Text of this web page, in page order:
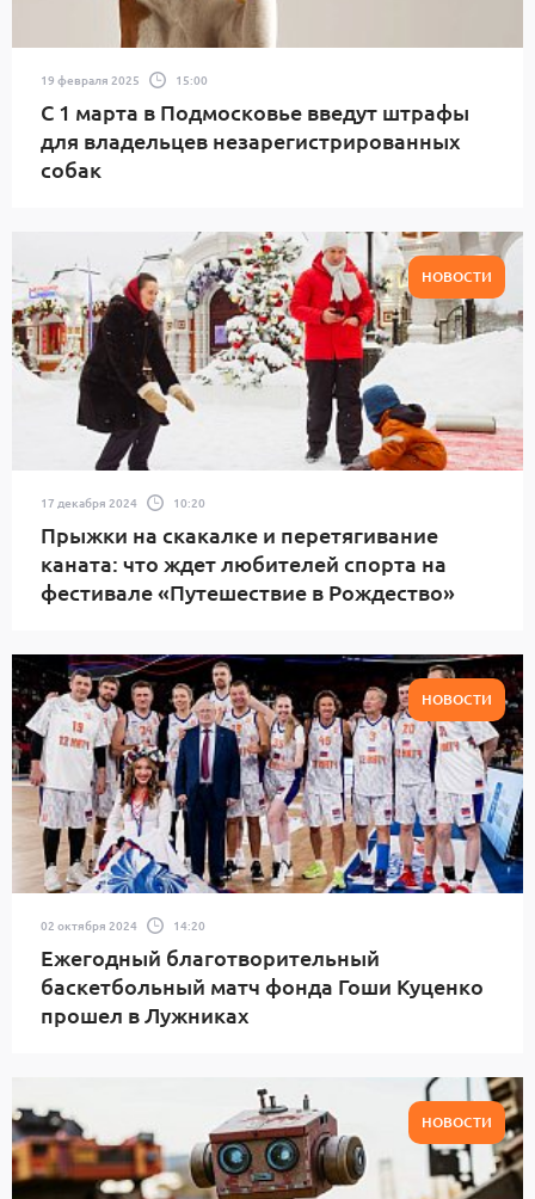
19 февраля 2025 15:00
С 1 марта в Подмосковье введут штрафы
для владельцев незарегистрированных
собак
НОВОСТИ
17 декабря 2024 10:20
Прыжки на скакалке и перетягивание
каната: что ждет любителей спорта на
фестивале «Путешествие в Рождество»
НОВОСТИ
02 октября 2024 14:20
Ежегодный благотворительный
баскетбольный матч фонда Гоши Куценко
прошел в Лужниках
НОВОСТИ